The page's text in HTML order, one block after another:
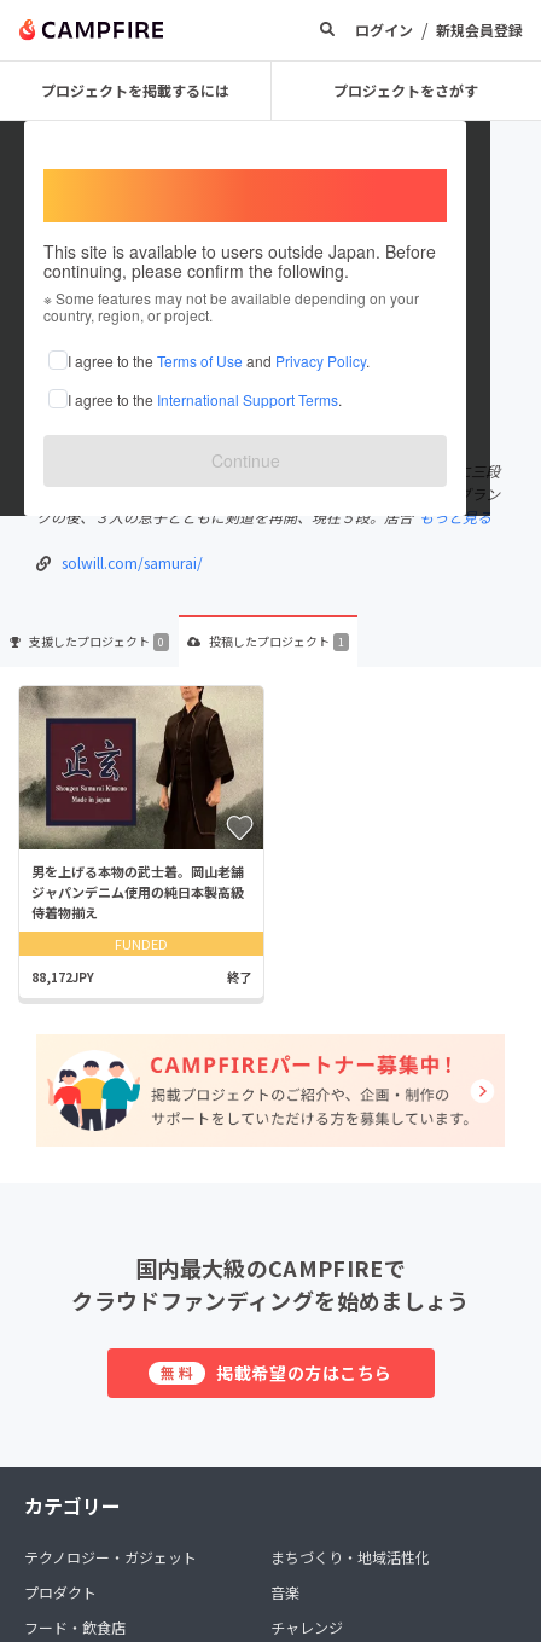
ログイン / 新規会員登録
プロジェクトを掲載するには プロジェクトをさがす
This site is available to users outside Japan. Before
continuing, please confirm the following.
※ Some features may not be available depending on your
country, region, or project.
I agree to the Terms of Use and Privacy Policy.
I agree to the International Support Terms.
Continue
yamaguchi shozo
これまでに1件のプロジェクトを投稿しています
在住国：日本 現在地：愛知県
出身国：日本 出身地：愛知県
１９６４年 名古屋生まれ小学４年生から剣道を始め高校３年春に三段
を取得、中学３年に居合と出会い、初段となる。その後２５年のブラン
クの後、３人の息子とともに剣道を再開、現在５段。居合 もっと見る
solwill.com/samurai/
支援したプロジェクト 0 投稿したプロジェクト 1
男を上げる本物の武士着。岡山老舗
ジャパンデニム使用の純日本製高級
侍着物揃え
FUNDED
88,172JPY 終了
国内最大級のCAMPFIREで
クラウドファンディングを始めましょう
無料 掲載希望の方はこちら
カテゴリー
テクノロジー・ガジェット
プロダクト
フード・飲食店
まちづくり・地域活性化
音楽
チャレンジ